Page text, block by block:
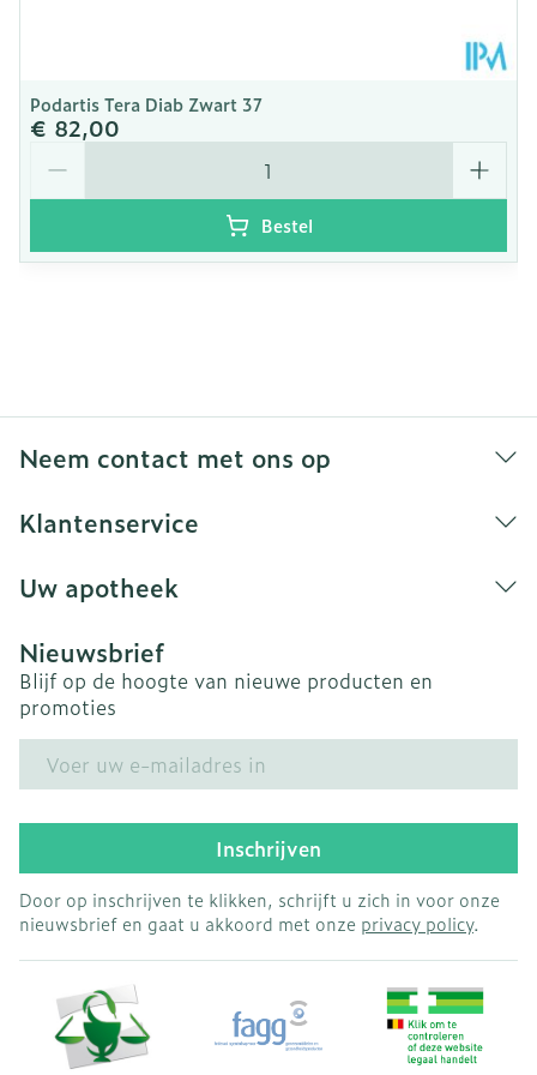
Podartis Tera Diab Zwart 37
€ 82,00
Bestel
Neem contact met ons op
Klantenservice
Uw apotheek
Nieuwsbrief
Blijf op de hoogte van nieuwe producten en
promoties
Inschrijven
Door op inschrijven te klikken, schrijft u zich in voor onze
nieuwsbrief en gaat u akkoord met onze privacy policy.